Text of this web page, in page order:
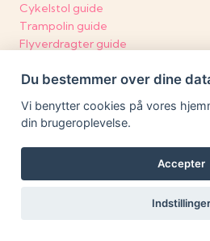
Cykelstol guide
Trampolin guide
Flyverdragter guide
Aktuelle
Legetæppe test
Pusleborde test
Blespande test
Autostol test
Du bestemmer over dine
Vi benytter cookies på vores
din brugeroplevelse.
Accepter
Indstillinger